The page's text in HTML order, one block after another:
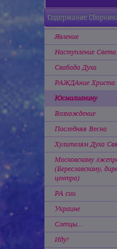
Содержание
Явление
Наступление Света
Свабада Духа
РАЖДАние Христа
Юсмалианину
Возхождение
Последняя Весна
Хулителям Духа
Московскому
(Береславскому,
центра)
РА сии
Украине
Слепцы...
Иду!